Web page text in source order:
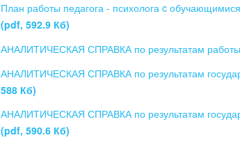
План работы педагога - психолога c
(pdf, 592.9 Кб)
АНАЛИТИЧЕСКАЯ СПРАВКА по результатам
АНАЛИТИЧЕСКАЯ СПРАВКА по результатам
588 Кб)
АНАЛИТИЧЕСКАЯ СПРАВКА по результатам
(pdf, 590.6 Кб)